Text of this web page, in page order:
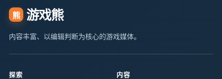
熊 游戏熊
内容丰富、以编辑判断为核心的游戏媒体。
探索 内容